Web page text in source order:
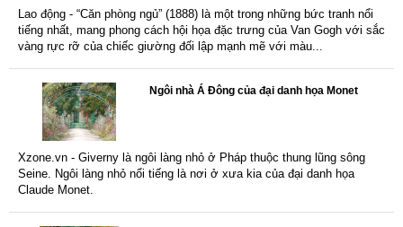
Lao động - “Căn phòng ngủ” (1888) là một trong những bức tranh nổi
tiếng nhất, mang phong cách hội họa đặc trưng của Van Gogh với sắc
vàng rực rỡ của chiếc giường đối lập mạnh mẽ với màu...
Ngôi nhà Á Đông của đại danh họa Monet
Xzone.vn - Giverny là ngôi làng nhỏ ở Pháp thuộc thung lũng sông
Seine. Ngôi làng nhỏ nổi tiếng là nơi ở xưa kia của đại danh họa
Claude Monet.